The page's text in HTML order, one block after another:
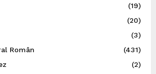
(19)
(20)
(3)
Român
(431)
(2)